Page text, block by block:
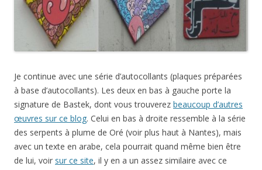
Je continue avec une série d’autocollants (plaques préparées
à base d’autocollants). Les deux en bas à gauche porte la
signature de Bastek, dont vous trouverez beaucoup d’autres
œuvres sur ce blog. Celui en bas à droite ressemble à la série
des serpents à plume de Oré (voir plus haut à Nantes), mais
avec un texte en arabe, cela pourrait quand même bien être
de lui, voir sur ce site, il y en a un assez similaire avec ce